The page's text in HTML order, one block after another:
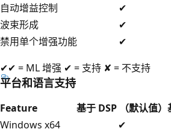
自动增益控制
✔
波束形成
✔
禁用单个增强功能
✔
✔✔ = ML 增强 ✔ = 支持 ✘ = 不支持
平台和语言支持
Feature 基于 DSP （默认值）
Windows x64
✔